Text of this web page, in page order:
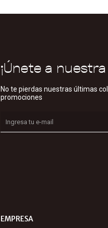
EMPRESA
¡Únete a
No te pierdas nuestras últimas
promociones